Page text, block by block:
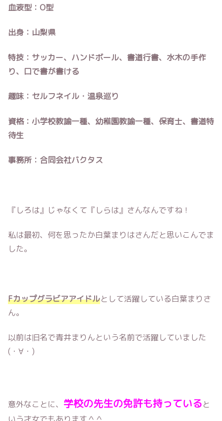
血液型：O型
出身：山梨県
特技：サッカー、ハンドボール、書道行書、水木の手作
り、口で書が書ける
趣味：セルフネイル・温泉巡り
資格：小学校教諭一種、幼稚園教諭一種、保育士、書道特
待生
事務所：合同会社バクタス
『しろは』じゃなくて『しらは』さんなんですね！
私は最初、何を思ったか白葉まりはさんだと思いこんでま
した。
Fカップグラビアアイドルとして活躍している白葉まりさ
ん。
以前は旧名で青井まりんという名前で活躍していました
(・∀・)
意外なことに、 学校の先生の免許も持っていると